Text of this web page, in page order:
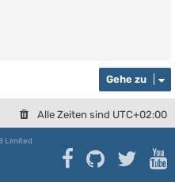
Gehe zu
Alle Zeiten sind UTC+02:00
Limited